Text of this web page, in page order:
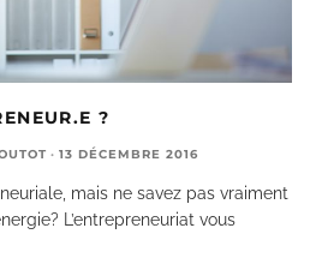
?
· 13 DÉCEMBRE 2016
mais ne savez pas vraiment
L’entrepreneuriat vous